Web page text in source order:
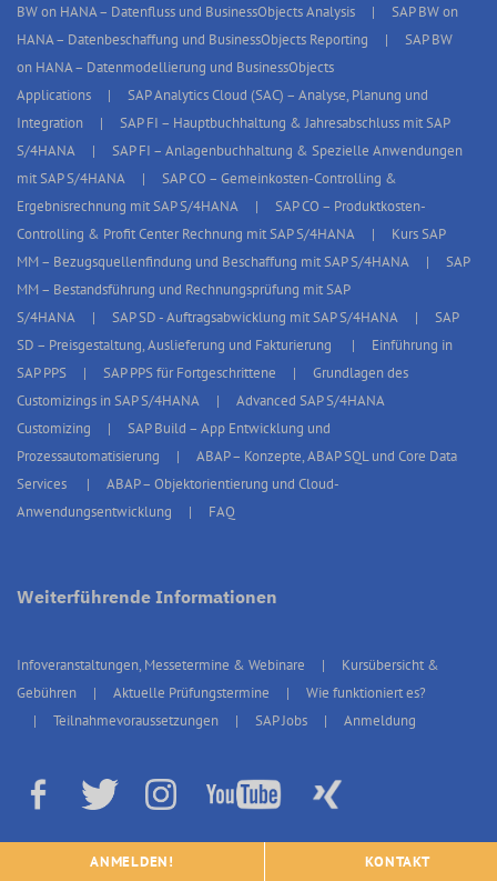
ANMELDEN! KONTAKT
BW on HANA – Datenfluss und BusinessObjects Analysis
SAP BW on
HANA – Datenbeschaffung und BusinessObjects Reporting
SAP BW
on HANA – Datenmodellierung und BusinessObjects
Applications
SAP Analytics Cloud (SAC) – Analyse, Planung und
Integration
SAP FI – Hauptbuchhaltung & Jahresabschluss mit SAP
S/4HANA
SAP FI – Anlagenbuchhaltung & Spezielle Anwendungen
mit SAP S/4HANA
SAP CO – Gemeinkosten-Controlling &
Ergebnisrechnung mit SAP S/4HANA
SAP CO – Produktkosten-
Controlling & Profit Center Rechnung mit SAP S/4HANA
Kurs SAP
MM – Bezugsquellenfindung und Beschaffung mit SAP S/4HANA
SAP
MM – Bestandsführung und Rechnungsprüfung mit SAP
S/4HANA
SAP SD - Auftragsabwicklung mit SAP S/4HANA
SAP
SD – Preisgestaltung, Auslieferung und Fakturierung
Einführung in
SAP PPS
SAP PPS für Fortgeschrittene
Grundlagen des
Customizings in SAP S/4HANA
Advanced SAP S/4HANA
Customizing
SAP Build – App Entwicklung und
Prozessautomatisierung
ABAP – Konzepte, ABAP SQL und Core Data
Services
ABAP – Objektorientierung und Cloud-
Anwendungsentwicklung
FAQ
Weiterführende Informationen
Infoveranstaltungen, Messetermine & Webinare
Kursübersicht &
Gebühren
Aktuelle Prüfungstermine
Wie funktioniert es?
Teilnahmevoraussetzungen
SAP Jobs Anmeldung
© 2026 erp4students Deutschland, Alle Rechte vorbehalten.Impressum|